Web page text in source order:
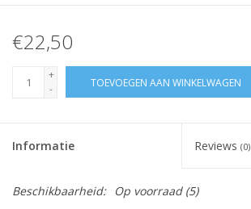
€22,50
+
-
TOEVOEGEN AAN WINKELWAGEN
Informatie Reviews (0)
Beschikbaarheid: Op voorraad(5)